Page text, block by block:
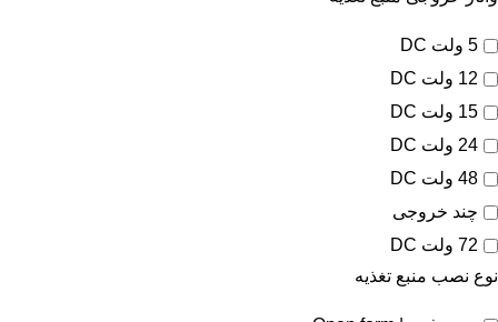
5 ولت DC
12 ولت DC
15 ولت DC
24 ولت DC
48 ولت DC
چند خروجی
72 ولت DC
نوع نصب منبع تغذیه